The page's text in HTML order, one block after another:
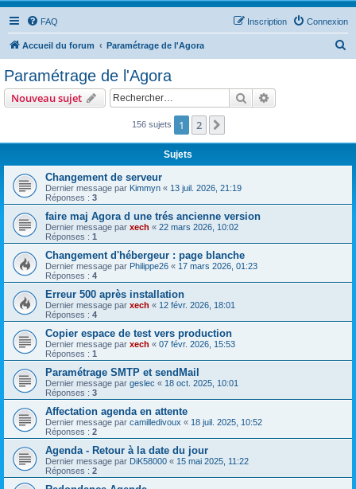
FAQ Connexion
Inscription
Accueil du forum Paramétrage de l'Agora
Paramétrage de l'Agora
Nouveau sujet Rechercher
156 sujets 1 2
Sujets
Changement de serveur
Dernier message par Kimmyn « 13 juil. 2026, 21:19
Réponses : 3
faire maj Agora d une trés ancienne version
Dernier message par xech « 22 mars 2026, 10:02
Réponses : 1
Changement d'hébergeur : page blanche
Dernier message par Philippe26 « 17 mars 2026, 01:23
Réponses : 4
Erreur 500 après installation
Dernier message par xech « 12 févr. 2026, 18:01
Réponses : 4
Copier espace de test vers production
Dernier message par xech « 07 févr. 2026, 15:53
Réponses : 1
Paramétrage SMTP et sendMail
Dernier message par geslec « 18 oct. 2025, 10:01
Réponses : 3
Affectation agenda en attente
Dernier message par camilledivoux « 18 juil. 2025, 10:52
Réponses : 2
Agenda - Retour à la date du jour
Dernier message par DiK58000 « 15 mai 2025, 11:22
Réponses : 2